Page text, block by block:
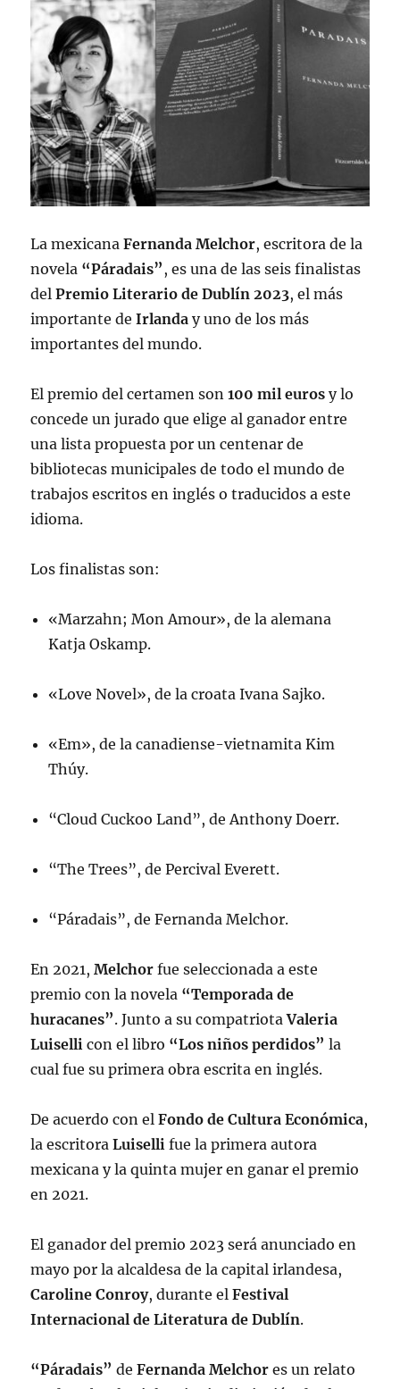
La mexicanaFernanda Melchor, escritora de la
novela “Páradais”, es una de las seis finalistas
delPremio Literario de Dublín 2023, el más
importante deIrlanday uno de los más
importantes del mundo.
El premio del certamen son100 mil euros y lo
concede un jurado que elige al ganador entre
una lista propuesta por un centenar de
bibliotecas municipales de todo el mundo de
trabajos escritos en inglés o traducidos a este
idioma.
Los finalistas son:
«Marzahn; Mon Amour», de la alemana
Katja Oskamp.
«Love Novel», de la croata Ivana Sajko.
«Em», de la canadiense-vietnamita Kim
Thúy.
“Cloud Cuckoo Land”, de Anthony Doerr.
“The Trees”, de Percival Everett.
“Páradais”, de Fernanda Melchor.
En 2021,Melchor fue seleccionada a este
premio con la novela “Temporada de
huracanes”. Junto a su compatriotaValeria
Luisellicon el libro “Los niños perdidos” la
cual fue su primera obra escrita en inglés.
De acuerdo con elFondo de Cultura Económica,
la escritora Luisellifue la primera autora
mexicana y la quinta mujer en ganar el premio
en 2021.
El ganador del premio 2023 será anunciado en
mayo por la alcaldesa de la capital irlandesa,
Caroline Conroy, durante elFestival
Internacional de Literatura de Dublín.
“Páradais” deFernanda Melchores un relato